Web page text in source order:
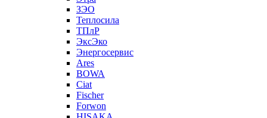
ЗЭО
Теплосила
ТПлР
ЭксЭко
Энергосервис
Ares
BOWA
Ciat
Fischer
Forwon